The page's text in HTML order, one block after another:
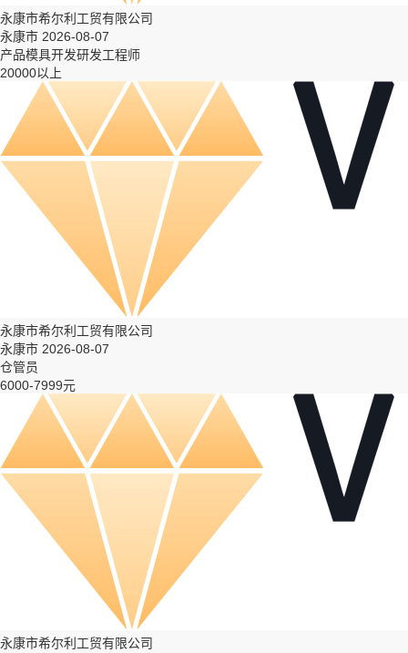
永康市希尔利工贸有限公司
永康市 2026-08-07
产品模具开发研发工程师
20000以上
永康市希尔利工贸有限公司
永康市 2026-08-07
仓管员
6000-7999元
永康市希尔利工贸有限公司